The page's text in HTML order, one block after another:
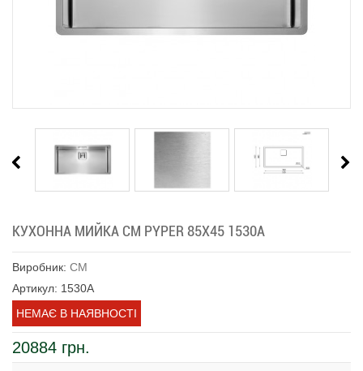
КУХОННА МИЙКА CM PYPER 85Х45 1530А
Виробник: CM
Артикул: 1530А
НЕМАЄ В НАЯВНОСТІ
20884 грн.